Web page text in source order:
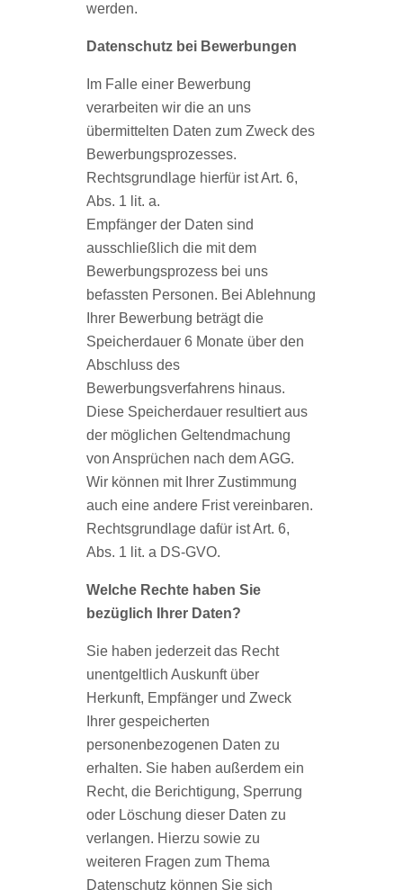
werden.
Datenschutz bei Bewerbungen
Im Falle einer Bewerbung
verarbeiten wir die an uns
übermittelten Daten zum Zweck des
Bewerbungsprozesses.
Rechtsgrundlage hierfür ist Art. 6,
Abs. 1 lit. a.
Empfänger der Daten sind
ausschließlich die mit dem
Bewerbungsprozess bei uns
befassten Personen. Bei Ablehnung
Ihrer Bewerbung beträgt die
Speicherdauer 6 Monate über den
Abschluss des
Bewerbungsverfahrens hinaus.
Diese Speicherdauer resultiert aus
der möglichen Geltendmachung
von Ansprüchen nach dem AGG.
Wir können mit Ihrer Zustimmung
auch eine andere Frist vereinbaren.
Rechtsgrundlage dafür ist Art. 6,
Abs. 1 lit. a DS-GVO.
Welche Rechte haben Sie
bezüglich Ihrer Daten?
Sie haben jederzeit das Recht
unentgeltlich Auskunft über
Herkunft, Empfänger und Zweck
Ihrer gespeicherten
personenbezogenen Daten zu
erhalten. Sie haben außerdem ein
Recht, die Berichtigung, Sperrung
oder Löschung dieser Daten zu
verlangen. Hierzu sowie zu
weiteren Fragen zum Thema
Datenschutz können Sie sich